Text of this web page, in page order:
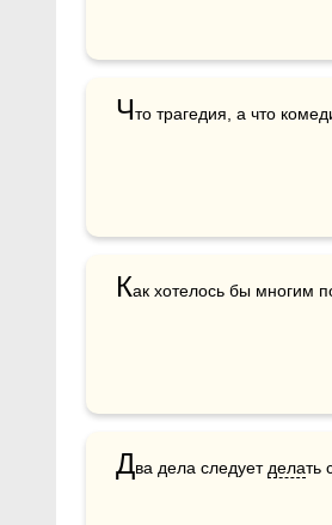
Что трагедия, а что
Как хотелось бы многим
Два дела следует делать